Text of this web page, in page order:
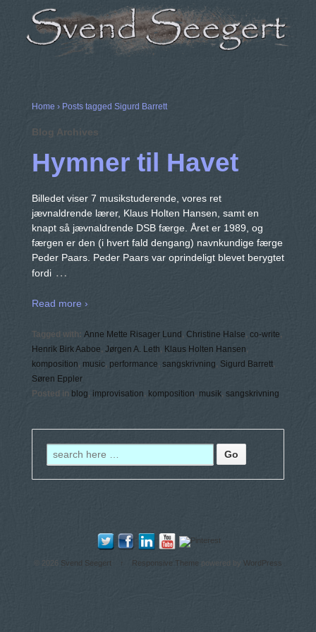
Home › Posts tagged Sigurd Barrett
Blog Archives
Hymner til Havet
Billedet viser 7 musikstuderende, vores ret
jævnaldrende lærer, Klaus Holten Hansen, samt en
knapt så jævnaldrende DSB færge. Året er 1989, og
færgen er den (i hvert fald dengang) navnkundige færge
Peder Paars. Peder Paars var oprindeligt blevet berygtet
fordi …
Read more ›
Tagged with: Anne Mette Risager Lund, Christine Halse, co-write,
Henrik Birk Aaboe, Jørgen A. Leth, Klaus Holten Hansen,
komposition, music, performance, sangskrivning, Sigurd Barrett,
Søren Eppler
Posted in blog, improvisation, komposition, musik, sangskrivning
© 2026 Svend Seegert Responsive Theme powered by WordPress